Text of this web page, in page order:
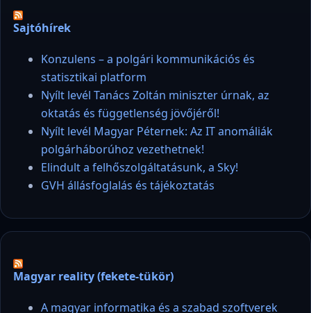
Sajtóhírek
Konzulens – a polgári kommunikációs és
statisztikai platform
Nyílt levél Tanács Zoltán miniszter úrnak, az
oktatás és függetlenség jövőjéről!
Nyílt levél Magyar Péternek: Az IT anomáliák
polgárháborúhoz vezethetnek!
Elindult a felhőszolgáltatásunk, a Sky!
GVH állásfoglalás és tájékoztatás
Magyar reality (fekete-tükör)
A magyar informatika és a szabad szoftverek